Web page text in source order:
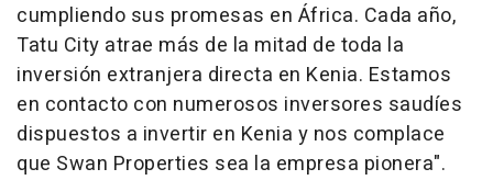
cumpliendo sus promesas en África. Cada año,
Tatu City atrae más de la mitad de toda la
inversión extranjera directa en Kenia. Estamos
en contacto con numerosos inversores saudíes
dispuestos a invertir en Kenia y nos complace
que Swan Properties sea la empresa pionera".